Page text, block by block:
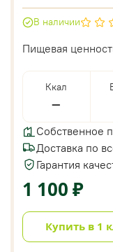
В наличии
Пищевая
Ккал
—
Собственное
Доставка по
Гарантия
1 100 ₽
Купить в 1